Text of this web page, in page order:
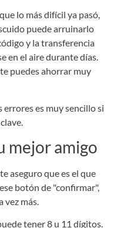
lo más difícil ya pasó,
puede arruinarlo
y la transferencia
en el aire durante días.
puedes ahorrar muy
es muy sencillo si
mejor amigo
aseguro que es el que
botón de "confirmar",
vez más.
tener 8 u 11 dígitos.